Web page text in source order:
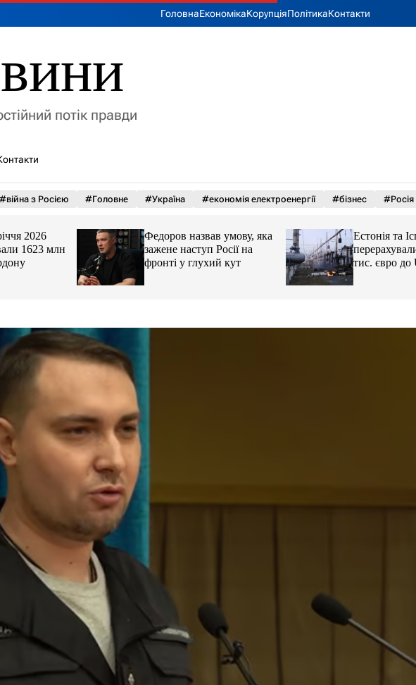
ГоловнаЕкономікаКорупціяПолітикаКонтакти
потік правди
#війна з Росією #Головне #Україна #економія електроенергії #бізнес #Росія
2026
1623 млн
Федоров назвав умову, яка
зажене наступ Росії на
фронті у глухий кут
Естонія та
перерахували
тис. євро до